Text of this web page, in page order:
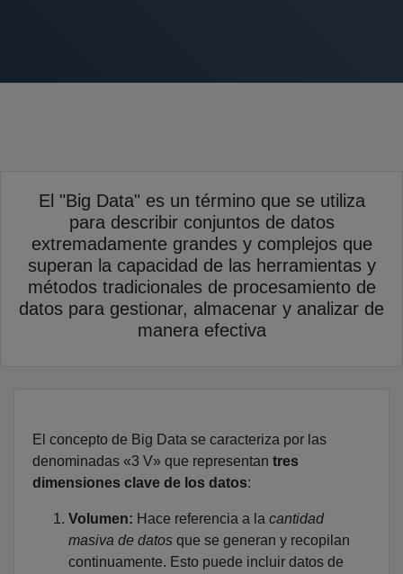
El "Big Data" es un término que se utiliza
para describir conjuntos de datos
extremadamente grandes y complejos que
superan la capacidad de las herramientas y
métodos tradicionales de procesamiento de
datos para gestionar, almacenar y analizar de
manera efectiva
El concepto de Big Data se caracteriza por las
denominadas «3 V» que representan tres
dimensiones clave de los datos:
Volumen: Hace referencia a la cantidad
masiva de datos que se generan y recopilan
continuamente. Esto puede incluir datos de